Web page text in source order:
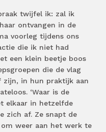
twijfel ik: zal ik
ontvangen in de
voorleg tijdens ons
die ik niet had
een klein beetje boos
die de vlag
zijn, in hun praktijk aan
‘Waar is de
elkaar in hetzelfde
zich af. Ze snapt de
om weer aan het werk te